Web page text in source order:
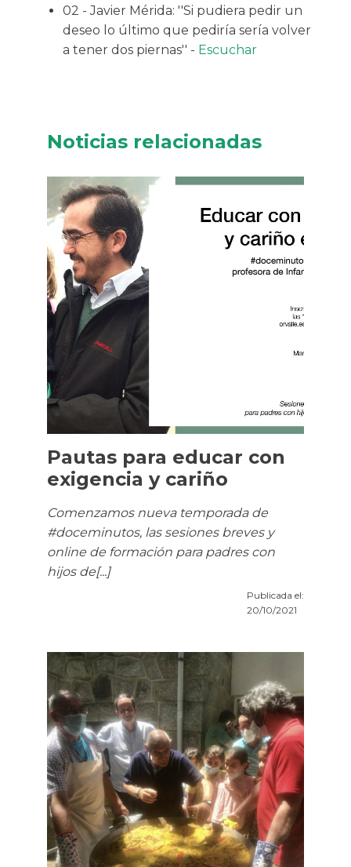
02 - Javier Mérida: ''Si pudiera pedir un
deseo lo último que pediría sería volver
a tener dos piernas'' - Escuchar
Noticias relacionadas
Pautas para educar con
exigencia y cariño
Comenzamos nueva temporada de
#doceminutos, las sesiones breves y
online de formación para padres con
hijos de[...]
Publicada el:
20/10/2021